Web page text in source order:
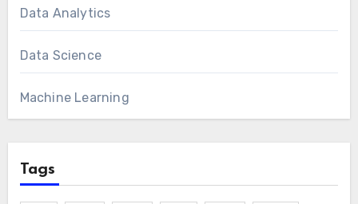
Data Analytics
Data Science
Machine Learning
Tags